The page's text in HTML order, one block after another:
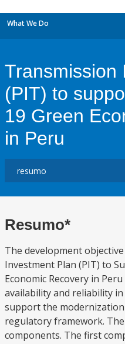
What We Do
Transmission
(PIT) to
19 Green
in Peru
Resumo*
The development
Investment Plan (PIT) to
Economic Recovery in
availability and reliability
support the
regulatory framework.
components. The first